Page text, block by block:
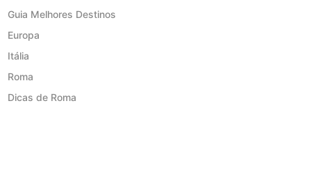
Guia Melhores Destinos
Europa
Itália
Roma
Dicas de Roma